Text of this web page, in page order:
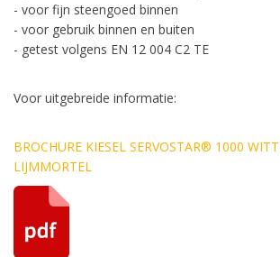
- voor fijn steengoed binnen
- voor gebruik binnen en buiten
- getest volgens EN 12 004 C2 TE
Voor uitgebreide informatie:
BROCHURE KIESEL SERVOSTAR® 1000
LIJMMORTEL